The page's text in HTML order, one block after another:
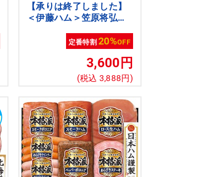
【承りは終了しました】
＜伊藤ハム＞笠原将弘監
菜[ito_top][ito_left]
定番特割20%OFF
3,600円
(税込 3,888円)